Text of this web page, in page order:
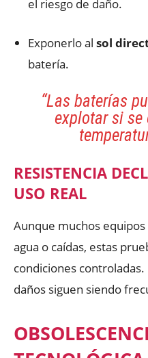
el riesgo de daño.
Exponerlo al sol
batería.
“Las baterías
explotar si se
RESISTENCIA
USO REAL
Aunque muchos
agua o caídas, estas
condiciones
daños siguen siendo